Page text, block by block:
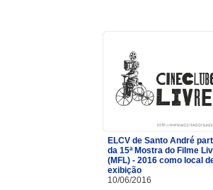
ELCV de Santo André
da 15ª Mostra do Filme
(MFL) - 2016 como local
exibição
10/06/2016